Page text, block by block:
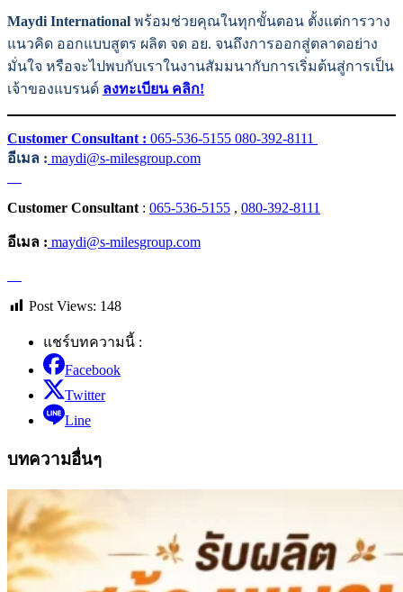
Maydi International พร้อมช่วยคุณในทุกขั้นตอน ตั้งแต่การวาง
แนวคิด ออกแบบสูตร ผลิต จด อย. จนถึงการออกสู่ตลาดอย่าง
มั่นใจ หรือจะไปพบกับเราในงานสัมมนากับการเริ่มต้นสู่การเป็น
เจ้าของแบรนด์ ลงทะเบียน คลิก!
Customer Consultant : 065-536-5155 080-392-8111 ​
อีเมล : maydi@s-milesgroup.com
Customer Consultant : 065-536-5155 , 080-392-8111
อีเมล : maydi@s-milesgroup.com
Post Views: 148
แชร์บทความนี้ :
Facebook
Twitter
Line
บทความอื่นๆ